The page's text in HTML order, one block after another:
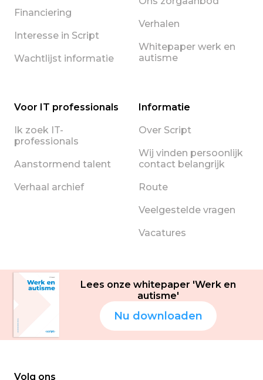
Financiering
Interesse in Script
Wachtlijst informatie
Verhalen
Whitepaper werk en
autisme
Voor IT professionals
Ik zoek IT-
professionals
Aanstormend talent
Verhaal archief
Informatie
Over Script
Wij vinden persoonlijk
contact belangrijk
Route
Veelgestelde vragen
Vacatures
Lees onze whitepaper 'Werk en
autisme'
Nu downloaden
Volg ons